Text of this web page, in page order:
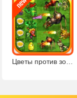
Цветы против зомби 2